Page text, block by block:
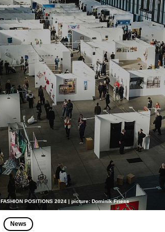
FASHION POSITIONS 2024 | picture: Dominik Friess
News